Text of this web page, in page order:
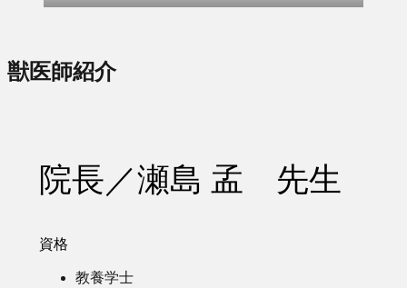
獣医師紹介
院長／瀬島 孟 先生
資格
教養学士